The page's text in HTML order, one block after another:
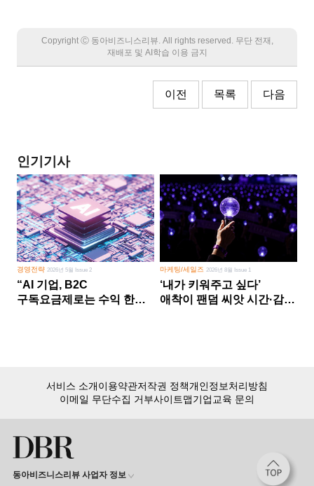
Copyright Ⓒ 동아비즈니스리뷰. All rights reserved. 무단 전재,
재배포 및 AI학습 이용 금지
이전 목록 다음
인기기사
경영전략 2026년 5월 Issue 2
“AI 기업, B2C
구독요금제로는 수익 한계
마케팅/세일즈 2026년 8월 Issue 1
‘내가 키워주고 싶다’
애착이 팬덤 씨앗 시간·감정
서비스 소개이용약관저작권 정책개인정보처리방침
이메일 무단수집 거부사이트맵기업교육 문의
동아비즈니스리뷰 사업자 정보